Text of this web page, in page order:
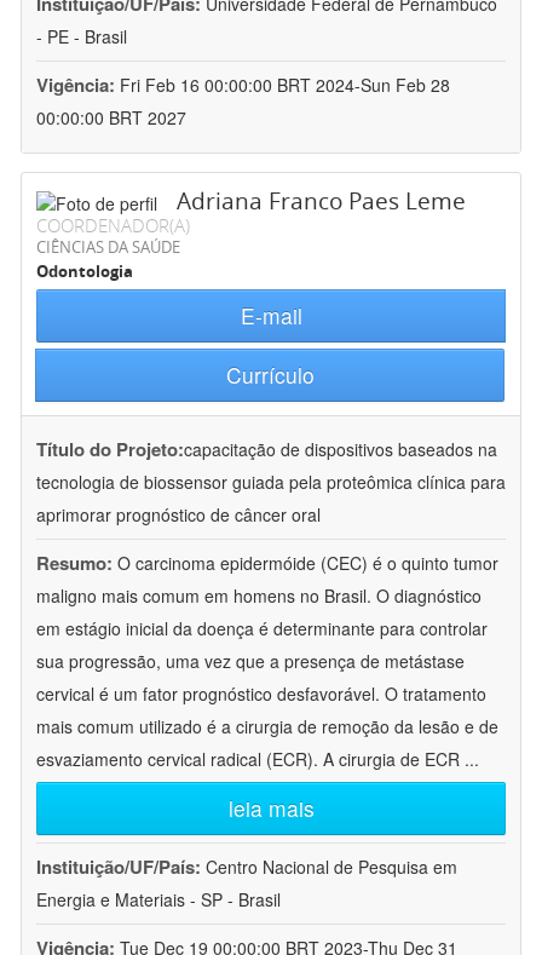
- PE - Brasil
Vigência: Fri Feb 16 00:00:00 BRT 2024-Sun Feb 28
00:00:00 BRT 2027
Adriana Franco Paes Leme
COORDENADOR(A)
CIÊNCIAS DA SAÚDE
Odontologia
E-mail
Currículo
Título do Projeto:capacitação de dispositivos baseados na
tecnologia de biossensor guiada pela proteômica clínica para
aprimorar prognóstico de câncer oral
Resumo: O carcinoma epidermóide (CEC) é o quinto tumor
maligno mais comum em homens no Brasil. O diagnóstico
em estágio inicial da doença é determinante para controlar
sua progressão, uma vez que a presença de metástase
cervical é um fator prognóstico desfavorável. O tratamento
mais comum utilizado é a cirurgia de remoção da lesão e de
esvaziamento cervical radical (ECR). A cirurgia de ECR ...
leia mais
Instituição/UF/País: Centro Nacional de Pesquisa em
Energia e Materiais - SP - Brasil
Vigência: Tue Dec 19 00:00:00 BRT 2023-Thu Dec 31